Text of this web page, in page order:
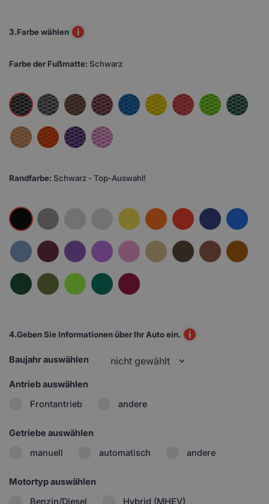
3.Farbe wählen i
Farbe der Fußmatte: Schwarz
Randfarbe: Schwarz - Top-Auswahl!
4.Geben Sie Informationen über Ihr Auto ein. i
Baujahr auswählen
Antrieb auswählen
Frontantrieb
andere
Getriebe auswählen
manuell
automatisch andere
Motortyp auswählen
Benzin/Diesel
Hybrid (MHEV)